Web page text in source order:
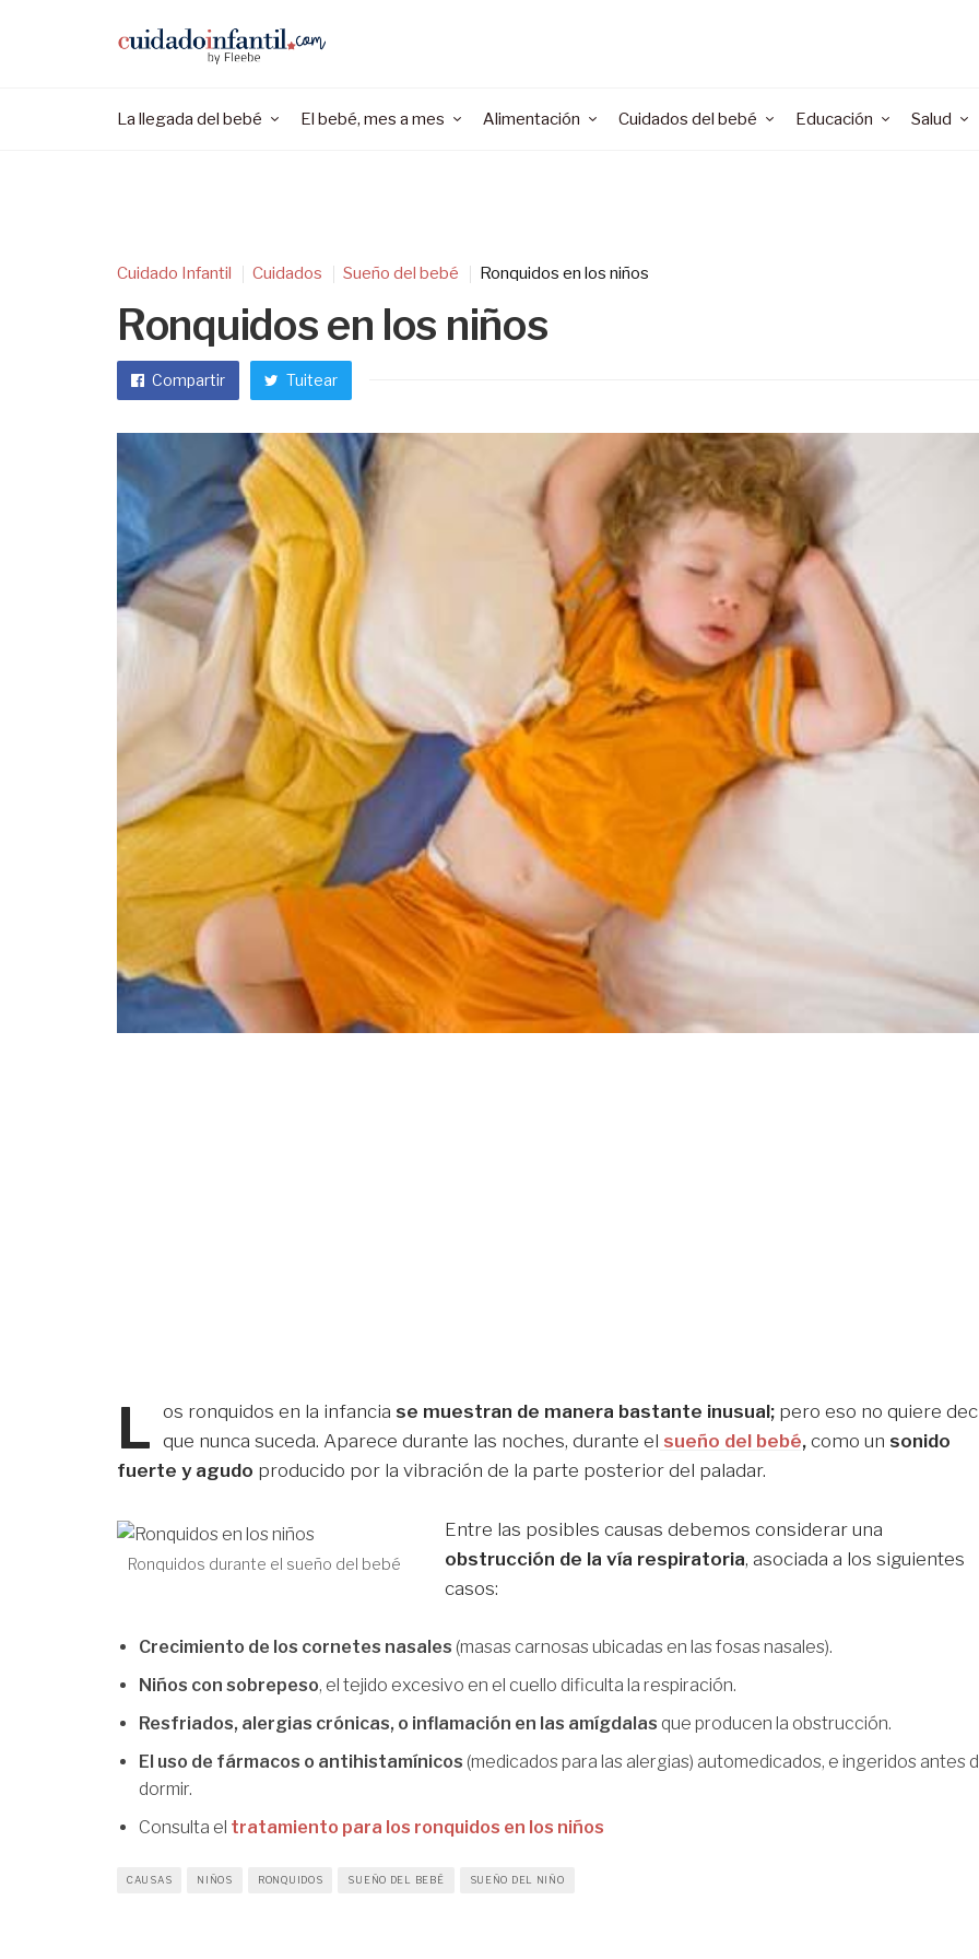
La llegada del bebé El bebé, mes a mes Alimentación Cuidados del bebé Educación Salud
Cuidado Infantil Cuidados Sueño del bebé Ronquidos en los niños
Ronquidos en los niños
Compartir Tuitear
L os ronquidos en la infancia se muestran de manera bastante inusual; pero eso no quiere
que nunca suceda. Aparece durante las noches, durante el sueño del bebé,como un sonido
fuerte y agudo producido por la vibración de la parte posterior del paladar.
Ronquidos durante el sueño del bebé
Entre las posibles causas debemos considerar una
obstrucción de la vía respiratoria, asociada a los siguientes
casos:
Crecimiento de los cornetes nasales (masas carnosas ubicadas en las fosas nasales).
Niños con sobrepeso, el tejido excesivo en el cuello dificulta la respiración.
Resfriados, alergias crónicas, o inflamación en las amígdalas que producen la obstrucción.
El uso de fármacos o antihistamínicos (medicados para las alergias) automedicados, e ingeridos antes
dormir.
Consulta el tratamiento para los ronquidos en los niños
CAUSAS NIÑOS RONQUIDOS SUEÑO DEL BEBÉ SUEÑO DEL NIÑO